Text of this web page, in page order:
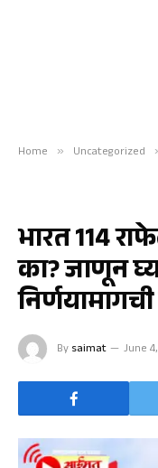
Home » Uncategorized
भारत 114
का? जाणून
By saimat June